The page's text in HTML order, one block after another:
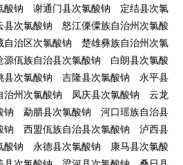
酸钠 谢通门县次氯酸钠
定结县次氯
县次氯酸钠
怒江傈僳族自治州次氯酸
自治区次氯酸钠
楚雄彝族自治州次氯
源佤族自治县次氯酸钠
白朗县次氯酸
县次氯酸钠 吉隆县次氯酸钠
永平县
治州次氯酸钠 凤庆县次氯酸钠
云龙
钠 勐腊县次氯酸钠
河口瑶族自治县
钠 西盟佤族自治县次氯酸钠
泸西县
酸钠 永德县次氯酸钠
康马县次氯酸